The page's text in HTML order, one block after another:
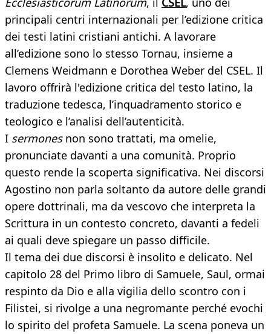
principali centri internazionali per l’edizione critica
dei testi latini cristiani antichi. A lavorare
all’edizione sono lo stesso Tornau, insieme a
Clemens Weidmann e Dorothea Weber del CSEL. Il
lavoro offrirà l'edizione critica del testo latino, la
traduzione tedesca, l’inquadramento storico e
teologico e l’analisi dell’autenticità.
I sermonesnon sono trattati, ma omelie,
pronunciate davanti a una comunità. Proprio
questo rende la scoperta significativa. Nei discorsi
Agostino non parla soltanto da autore delle grandi
opere dottrinali, ma da vescovo che interpreta la
Scrittura in un contesto concreto, davanti a fedeli
ai quali deve spiegare un passo difficile.
Il tema dei due discorsi è insolito e delicato. Nel
capitolo 28 del Primo libro di Samuele, Saul, ormai
respinto da Dio e alla vigilia dello scontro con i
Filistei, si rivolge a una negromante perché evochi
lo spirito del profeta Samuele. La scena poneva un